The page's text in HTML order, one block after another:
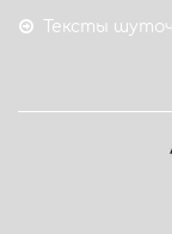
Тексты